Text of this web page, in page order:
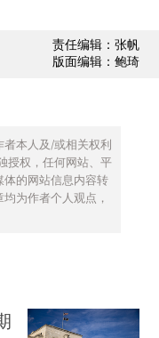
责任编辑：张帆
版面编辑：鲍琦
本人及/或相关权利
授权，任何网站、平
的网站信息内容转
为作者个人观点，